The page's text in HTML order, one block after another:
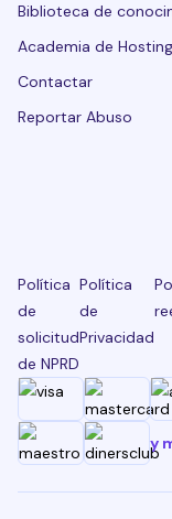
Biblioteca de
Academia de
Contactar
Reportar Abuso
Política
de
solicitud
de NPRD
Política
de
Privacidad
y